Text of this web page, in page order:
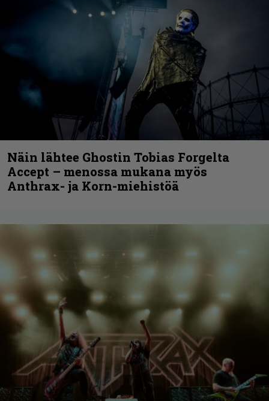
Näin lähtee Ghostin Tobias Forgelta
Accept – menossa mukana myös
Anthrax- ja Korn-miehistöä